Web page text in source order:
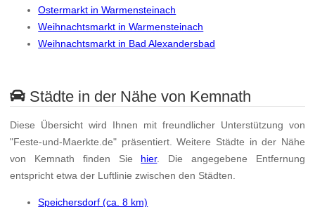
Ostermarkt in Warmensteinach
Weihnachtsmarkt in Warmensteinach
Weihnachtsmarkt in Bad Alexandersbad
Städte in der Nähe von Kemnath
Diese Übersicht wird Ihnen mit freundlicher Unterstützung von
"Feste-und-Maerkte.de" präsentiert. Weitere Städte in der Nähe
von Kemnath finden Sie hier. Die angegebene Entfernung
entspricht etwa der Luftlinie zwischen den Städten.
Speichersdorf (ca. 8 km)